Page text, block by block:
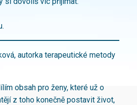
autorka terapeutické metody
obsah pro ženy, které už o
z toho konečně postavit život,